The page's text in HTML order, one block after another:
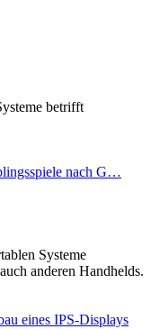
betrifft
nach G…
Systeme
anderen Handhelds.
eines IPS-Displays